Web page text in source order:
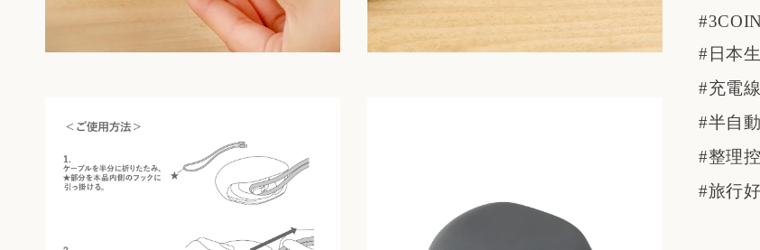
#日本
#充電
#半自
#整理
#旅行